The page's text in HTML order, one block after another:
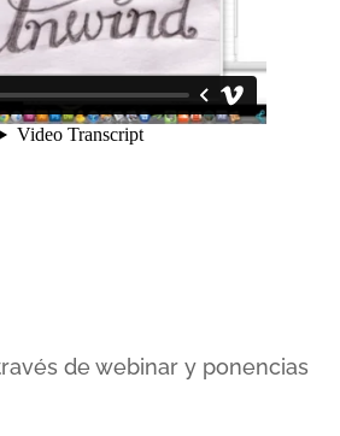
de webinar y ponencias